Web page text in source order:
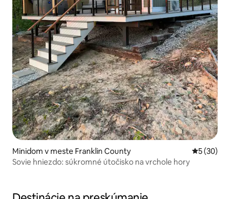
Minidom v meste Franklin County
5 (30)
Sovie hniezdo: súkromné útočisko na vrchole hory